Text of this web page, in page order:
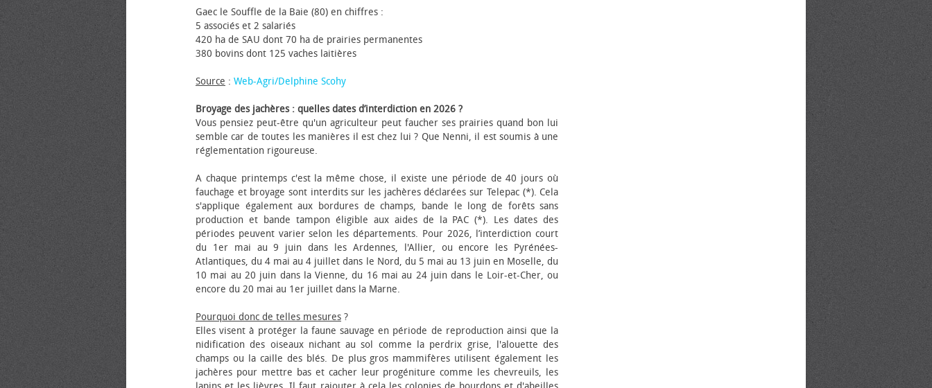
Gaec le Souffle de la Baie (80) en chiffres :
5 associés et 2 salariés
420 ha de SAU dont 70 ha de prairies permanentes
380 bovins dont 125 vaches laitières
Source : Web-Agri/Delphine Scohy
Broyage des jachères : quelles dates d’interdiction en 2026 ?
Vous pensiez peut-être qu'un agriculteur peut faucher ses prairies quand bon lui
semble car de toutes les manières il est chez lui ? Que Nenni, il est soumis à une
réglementation rigoureuse.
A chaque printemps c'est la même chose, il existe une période de 40 jours où
fauchage et broyage sont interdits sur les jachères déclarées sur Telepac (*). Cela
s'applique également aux bordures de champs, bande le long de forêts sans
production et bande tampon éligible aux aides de la PAC (*). Les dates des
périodes peuvent varier selon les départements. Pour 2026, l’interdiction court
du 1er mai au 9 juin dans les Ardennes, l'Allier, ou encore les Pyrénées-
Atlantiques, du 4 mai au 4 juillet dans le Nord, du 5 mai au 13 juin en Moselle, du
10 mai au 20 juin dans la Vienne, du 16 mai au 24 juin dans le Loir-et-Cher, ou
encore du 20 mai au 1er juillet dans la Marne.
Pourquoi donc de telles mesures ?
Elles visent à protéger la faune sauvage en période de reproduction ainsi que la
nidification des oiseaux nichant au sol comme la perdrix grise, l'alouette des
champs ou la caille des blés. De plus gros mammifères utilisent également les
jachères pour mettre bas et cacher leur progéniture comme les chevreuils, les